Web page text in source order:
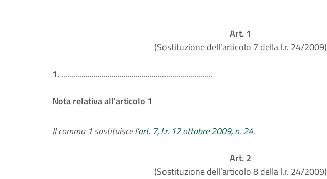
Art. 1
(Sostituzione dell’articolo 7 della l.r. 24/2009)
1............................................................................
Nota relativa all'articolo 1
Il comma 1 sostituisce l'art. 7, l.r. 12 ottobre 2009, n. 24.
Art. 2
(Sostituzione dell’articolo 8 della l.r. 24/2009)